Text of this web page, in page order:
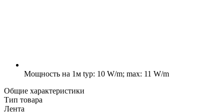
Мощность на 1м typ: 10 W/m; max: 11 W/m
Общие характеристики
Тип товара
Лента